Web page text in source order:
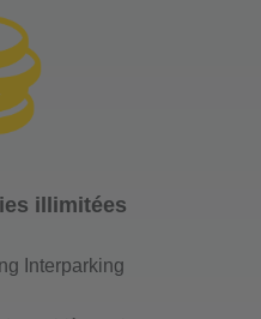
illimitées
Interparking